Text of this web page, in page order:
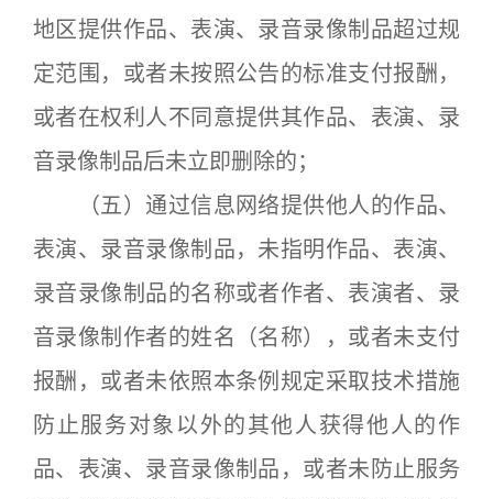
地区提供作品、表演、录音录像制品超过规
定范围，或者未按照公告的标准支付报酬，
或者在权利人不同意提供其作品、表演、录
音录像制品后未立即删除的；
（五）通过信息网络提供他人的作品、
表演、录音录像制品，未指明作品、表演、
录音录像制品的名称或者作者、表演者、录
音录像制作者的姓名（名称），或者未支付
报酬，或者未依照本条例规定采取技术措施
防止服务对象以外的其他人获得他人的作
品、表演、录音录像制品，或者未防止服务